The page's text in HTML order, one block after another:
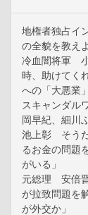
地権者独占イ
の全貌を教え
冷血闇将軍
時、助けてく
への「大悪業」
スキャンダ
岡早紀、細川
池上彰 そう
るお金の問題
がいる」
元総理 安倍
が拉致問題を
が外交か」